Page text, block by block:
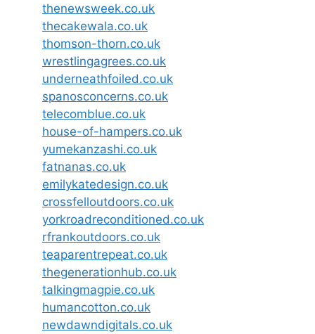
thenewsweek.co.uk
thecakewala.co.uk
thomson-thorn.co.uk
wrestlingagrees.co.uk
underneathfoiled.co.uk
spanosconcerns.co.uk
telecomblue.co.uk
house-of-hampers.co.uk
yumekanzashi.co.uk
fatnanas.co.uk
emilykatedesign.co.uk
crossfelloutdoors.co.uk
yorkroadreconditioned.co.uk
rfrankoutdoors.co.uk
teaparentrepeat.co.uk
thegenerationhub.co.uk
talkingmagpie.co.uk
humancotton.co.uk
newdawndigitals.co.uk